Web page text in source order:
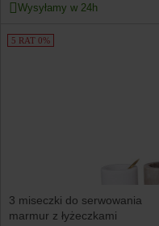
Wysyłamy w 24h
5 RAT 0%
3 miseczki do serwowania
marmur z łyżeczkami